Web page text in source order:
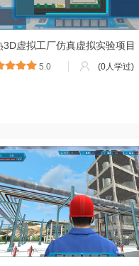
3D虚拟工厂仿真虚拟实验项目
5.0 (0人学过)